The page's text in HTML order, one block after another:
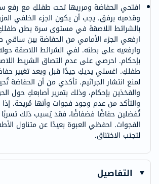
افتحي الحفاضة ومرريها تحت طفلكِ مع رفع
وقدميه برفق. يجب أن يكون الجزء الخلفي
بالشرائط اللاصقة في مستوى سرة بطن طفلكِ
ارفعي الجزء الأمامي من الحفاضة بين
وارفعيه على بطنه. لفي الشرائط اللاصقة
بإحكام. احرصي على عدم التصاق الشريط
طفلكِ. اغسلي يديكِ جيدًا قبل وبعد تغيير
لمنع انتشار الجراثيم. تأكدي من أن الحفاضة
والفخذين بإحكام، وذلك بتمرير أصابعكِ حول
والتأكد من عدم وجود فجوات وأنها مُريحة.
تُفضلين حفاضًا فضفاضًا، فقد يُسبب ذلك
الفجوات. احفظي العبوة بعيدًا عن متناول
لتجنب الاختناق.
التفاصيل